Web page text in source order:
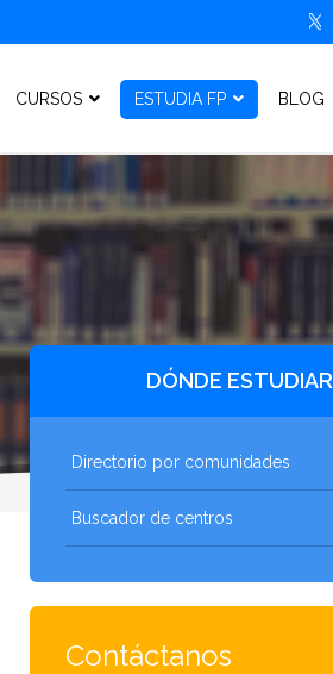
CURSOS ESTUDIA FP BLOG
DÓNDE ESTUDIAR
Directorio por comunidades
Buscador de centros
Contáctanos